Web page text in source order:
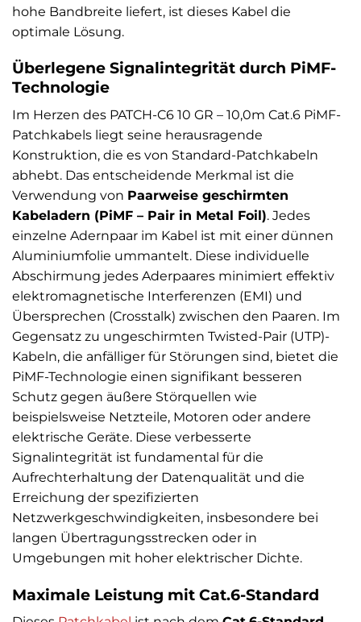
hohe Bandbreite liefert, ist dieses Kabel die
optimale Lösung.
Überlegene Signalintegrität durch PiMF-
Technologie
Im Herzen des PATCH-C6 10 GR – 10,0m Cat.6 PiMF-
Patchkabels liegt seine herausragende
Konstruktion, die es von Standard-Patchkabeln
abhebt. Das entscheidende Merkmal ist die
Verwendung von Paarweise geschirmten
Kabeladern (PiMF – Pair in Metal Foil). Jedes
einzelne Adernpaar im Kabel ist mit einer dünnen
Aluminiumfolie ummantelt. Diese individuelle
Abschirmung jedes Aderpaares minimiert effektiv
elektromagnetische Interferenzen (EMI) und
Übersprechen (Crosstalk) zwischen den Paaren. Im
Gegensatz zu ungeschirmten Twisted-Pair (UTP)-
Kabeln, die anfälliger für Störungen sind, bietet die
PiMF-Technologie einen signifikant besseren
Schutz gegen äußere Störquellen wie
beispielsweise Netzteile, Motoren oder andere
elektrische Geräte. Diese verbesserte
Signalintegrität ist fundamental für die
Aufrechterhaltung der Datenqualität und die
Erreichung der spezifizierten
Netzwerkgeschwindigkeiten, insbesondere bei
langen Übertragungsstrecken oder in
Umgebungen mit hoher elektrischer Dichte.
Maximale Leistung mit Cat.6-Standard